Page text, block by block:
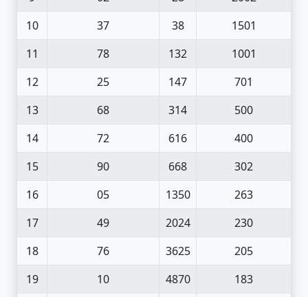
10
37 38
1501
11
78 132
1001
12
25 147
701
13
68 314
500
14
72 616
400
15
90 668
302
16
05 1350
263
17
49 2024
230
18
76 3625
205
19
10 4870
183